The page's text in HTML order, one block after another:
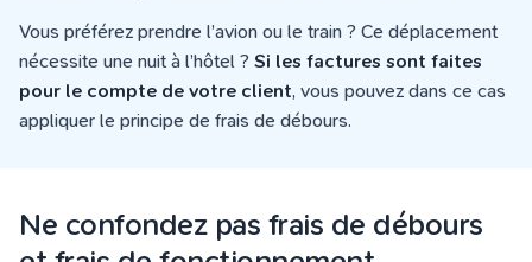
Vous préférez prendre l’avion ou le train ? Ce déplacement
nécessite une nuit à l’hôtel ? Si les factures sont faites
pour le compte de votre client, vous pouvez dans ce cas
appliquer le principe de frais de débours.
Ne confondez pas frais de débours